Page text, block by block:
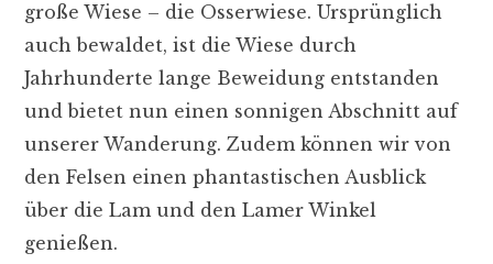
große Wiese – die Osserwiese. Ursprünglich
auch bewaldet, ist die Wiese durch
Jahrhunderte lange Beweidung entstanden
und bietet nun einen sonnigen Abschnitt auf
unserer Wanderung. Zudem können wir von
den Felsen einen phantastischen Ausblick
über die Lam und den Lamer Winkel
genießen.